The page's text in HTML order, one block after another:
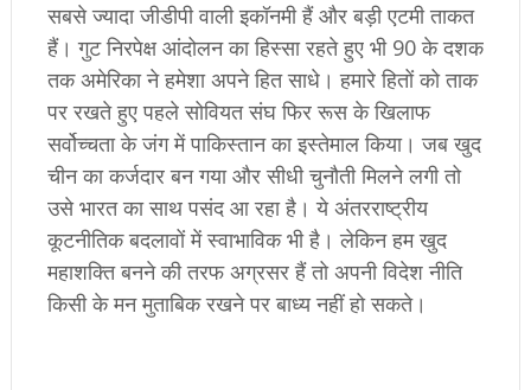
सबसे ज्यादा जीडीपी वाली इकॉनमी हैं और बड़ी एटमी ताकत
हैं। गुट निरपेक्ष आंदोलन का हिस्सा रहते हुए भी 90 के दशक
तक अमेरिका ने हमेशा अपने हित साधे। हमारे हितों को ताक
पर रखते हुए पहले सोवियत संघ फिर रूस के खिलाफ
सर्वोच्चता के जंग में पाकिस्तान का इस्तेमाल किया। जब खुद
चीन का कर्जदार बन गया और सीधी चुनौती मिलने लगी तो
उसे भारत का साथ पसंद आ रहा है। ये अंतरराष्ट्रीय
कूटनीतिक बदलावों में स्वाभाविक भी है। लेकिन हम खुद
महाशक्ति बनने की तरफ अग्रसर हैं तो अपनी विदेश नीति
किसी के मन मुताबिक रखने पर बाध्य नहीं हो सकते।